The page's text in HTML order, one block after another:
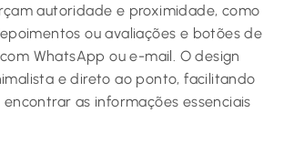
autoridade e proximidade, como
ou avaliações e botões de
WhatsApp ou e-mail. O design
e direto ao ponto, facilitando
as informações essenciais